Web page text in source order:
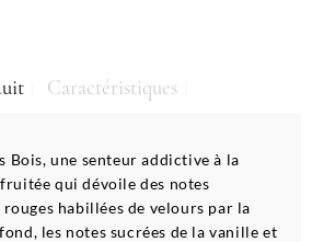
Caractéristiques
Bois, une senteur addictive à la
qui dévoile des notes
habillées de velours par la
les notes sucrées de la vanille et